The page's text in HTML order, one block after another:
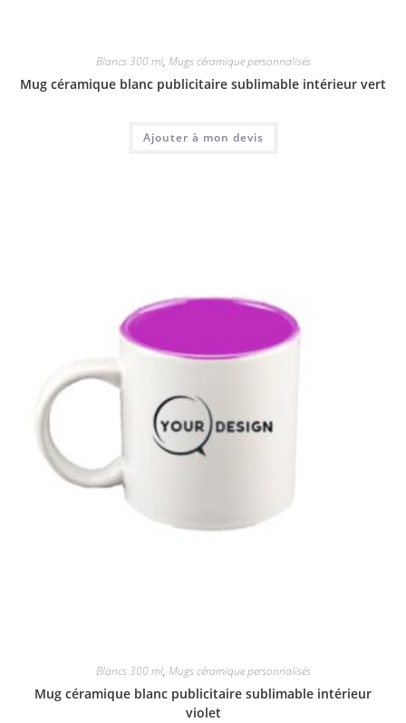
Blancs 300 ml, Mugs céramique personnalisés
Mug céramique blanc publicitaire sublimable intérieur vert
Ajouter à mon devis
Blancs 300 ml, Mugs céramique personnalisés
Mug céramique blanc publicitaire sublimable intérieur
violet